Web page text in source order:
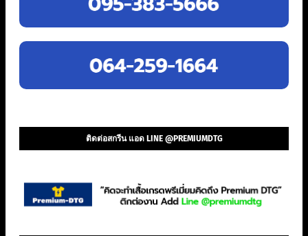
ติดต่อสกรีน แอด LINE @PREMIUMDTG